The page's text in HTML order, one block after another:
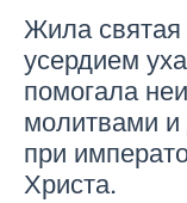
Жила святая
усердием
помогала
молитвами
при
Христа.